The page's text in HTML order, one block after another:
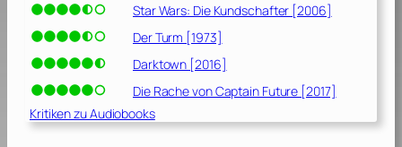
Star Wars: Die Kundschafter [2006]
Der Turm [1973]
Darktown [2016]
Die Rache von Captain Future [2017]
Kritiken zu Audiobooks